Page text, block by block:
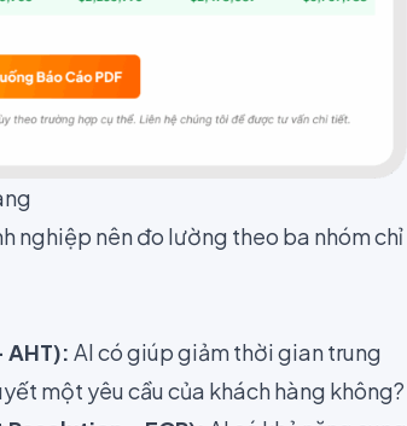
nghiệp nên đo lường theo ba nhóm chỉ
AHT): AI có giúp giảm thời gian trung
một yêu cầu của khách hàng không?